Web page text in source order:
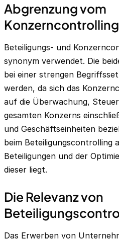
Abgrenzung vom
Konzerncontrolling
Beteiligungs- und
synonym verwendet. Die
bei einer strengen
werden, da sich das
auf die Überwachung,
gesamten Konzerns
und Geschäftseinheiten
beim Beteiligungscontrolling
Beteiligungen und der
dieser liegt.
Die Relevanz von
Das Erwerben von